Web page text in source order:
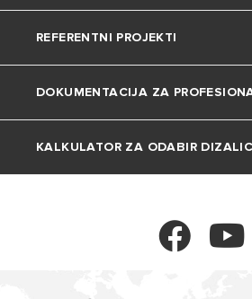
Katalozi i dokumentacija
Dizalice topline
Plinski bojleri
Klima uređaji
Privatnost
Kolačići
REFERENTNI PROJEKTI
Projekti
DOKUMENTACIJA ZA
Tehnička dokumentacija
KALKULATOR ZA ODABIR